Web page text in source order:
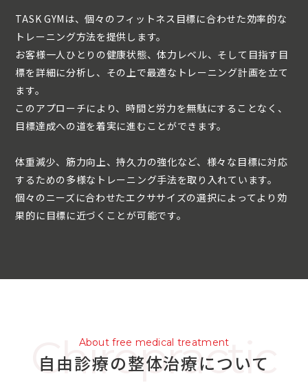
TASK GYMは、個々のフィットネス目標に合わせた効率的な
トレーニング方法を提供します。
お客様一人ひとりの健康状態、体力レベル、そして目指す目
標を詳細に分析し、その上で最適なトレーニング計画を立て
ます。
このアプローチにより、時間と労力を無駄にすることなく、
目標達成への道を着実に進むことができます。
体重減少、筋力向上、持久力の強化など、様々な目標に対応
するための多様なトレーニング手法を取り入れています。
個々のニーズに合わせたエクササイズの選択によってより効
果的に目標に近づくことが可能です。
Chiropractic
About free medical treatment
自由診療の整体治療について